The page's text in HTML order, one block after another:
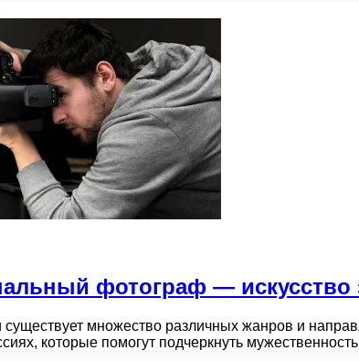
фотограф — искусство
множество различных жанров и
которые помогут подчеркнуть